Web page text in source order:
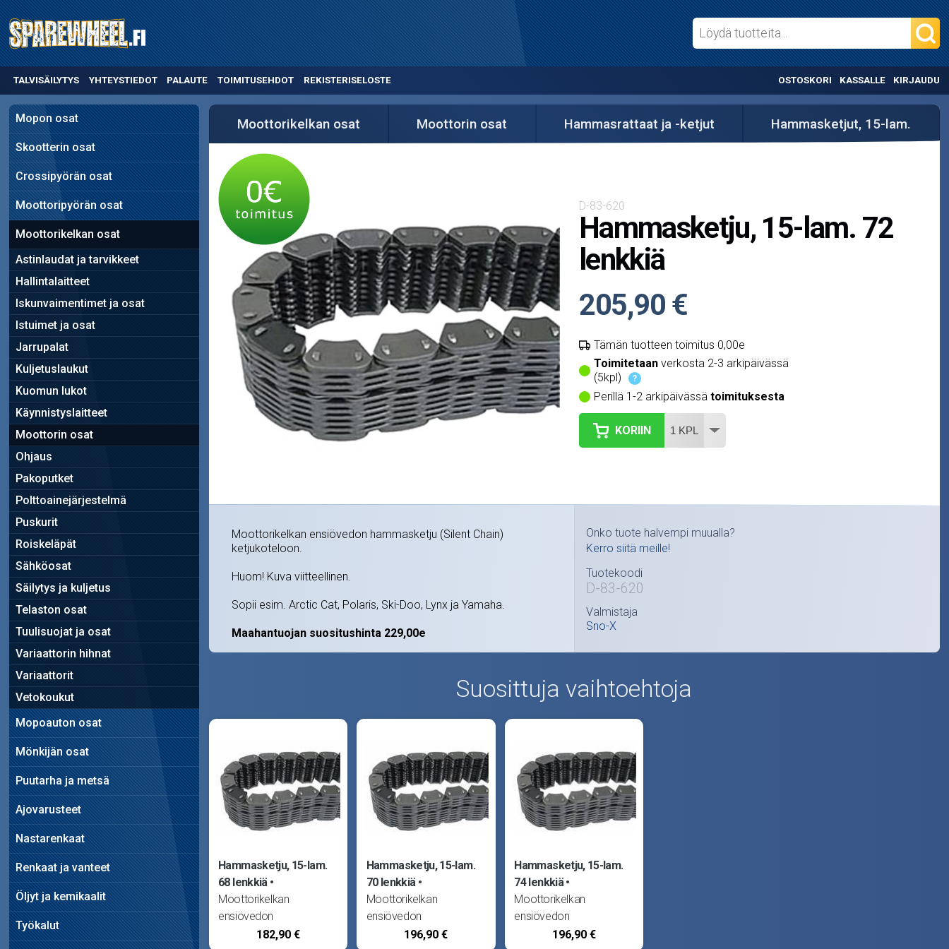
TALVISÄILYTYS YHTEYSTIEDOT PALAUTE TOIMITUSEHDOT REKISTERISELOSTE OSTOSKORI KASSALLE KIRJAUDU
Mopon osat
Skootterin osat
Crossipyörän osat
Moottoripyörän osat
Moottorikelkan osat
Astinlaudat ja tarvikkeet
Hallintalaitteet
Iskunvaimentimet ja osat
Istuimet ja osat
Jarrupalat
Kuljetuslaukut
Kuomun lukot
Käynnistyslaitteet
Moottorin osat
Ohjaus
Pakoputket
Polttoainejärjestelmä
Puskurit
Roiskeläpät
Sähköosat
Säilytys ja kuljetus
Telaston osat
Tuulisuojat ja osat
Variaattorin hihnat
Variaattorit
Vetokoukut
Mopoauton osat
Mönkijän osat
Puutarha ja metsä
Ajovarusteet
Nastarenkaat
Renkaat ja vanteet
Öljyt ja kemikaalit
Työkalut
Moottorikelkan osat Moottorin osat Hammasrattaat ja -ketjut Hammasketjut, 15-lam.
D-83-620
Hammasketju, 15-lam. 72
lenkkiä
205,90 €
Tämän tuotteen toimitus 0,00e
Toimitetaanverkosta 2-3 arkipäivässä
(5kpl)
?
Perillä 1-2 arkipäivässä toimituksesta
KORIIN
Moottorikelkan ensiövedon hammasketju (Silent Chain)
ketjukoteloon.
Huom! Kuva viitteellinen.
Sopii esim. Arctic Cat, Polaris, Ski-Doo, Lynx ja Yamaha.
Maahantuojan suositushinta 229,00e
Onko tuote halvempi muualla?
Kerro siitä meille!
Tuotekoodi
D-83-620
Valmistaja
Sno-X
Suosittuja vaihtoehtoja
Hammasketju, 15-lam.
68 lenkkiä
Moottorikelkan
ensiövedon
hammasketju (Silent
182,90 €
Hammasketju, 15-lam.
70 lenkkiä
Moottorikelkan
ensiövedon
hammasketju (Silent
196,90 €
Hammasketju, 15-lam.
74 lenkkiä
Moottorikelkan
ensiövedon
hammasketju (Silent
196,90 €